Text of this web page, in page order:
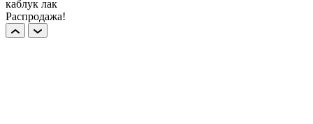
каблук лак
Распродажа!